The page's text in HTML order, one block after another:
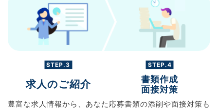
STEP.3
求人のご紹介
豊富な求人情報から、 あなた
STEP.4
書類作成
面接対策
応募書類の添削や面接対策も